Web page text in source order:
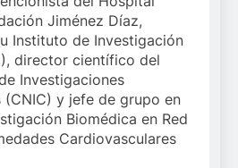
Jiménez Díaz,
Instituto de Investigación
director científico del
Investigaciones
(CNIC) y jefe de grupo en
Biomédica en Red
Cardiovasculares